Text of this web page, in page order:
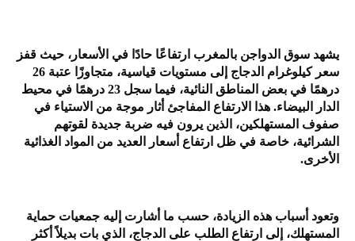
يشهد سوق الدواجن بالمغرب ارتفاعًا حادًا في الأسعار، حيث قفز
سعر كيلوغرام الدجاج إلى مستويات قياسية، متجاوزًا عتبة 26
درهمًا في بعض المناطق النائية، فيما سجل 23 درهمًا في محيط
الدار البيضاء. هذا الارتفاع المفاجئ أثار موجة من الاستياء في
صفوف المستهلكين، الذين يرون فيه ضربة جديدة لقوتهم
الشرائية، خاصة في ظل ارتفاع أسعار العديد من المواد الغذائية
الأخرى.
وتعود أسباب هذه الزيادة، حسب ما أشارت إليه جمعيات حماية
المستهلك، إلى ارتفاع الطلب على الدجاج، الذي بات بديلاً أكثر